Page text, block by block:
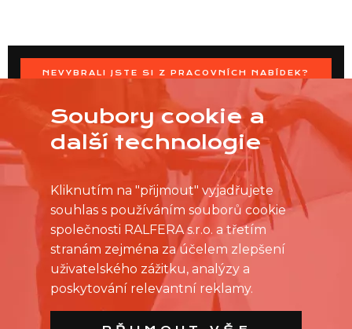
NEVYBRALI JSTE SI Z PRACOVNÍCH NABÍDEK?
OSLOVTE PRODEJNU PŘÍMO S VAŠIMI ČASOVÝMI
MOŽNOSTMI
Soubory cookie a
další technologie
Kliknutím na "přijmout" vyjadřujete
souhlas s používáním souborů cookie
společnosti RALFERA s.r.o. a třetím
stranám zejména za účelem zlepšení
uživatelského zážitku, analýzy a
poskytování relevantní reklamy.